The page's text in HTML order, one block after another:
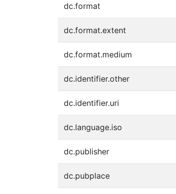
dc.format
dc.format.extent
dc.format.medium
dc.identifier.other
dc.identifier.uri
dc.language.iso
dc.publisher
dc.pubplace